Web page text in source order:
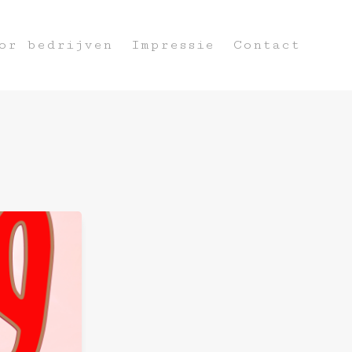
bedrijven Impressie Contact